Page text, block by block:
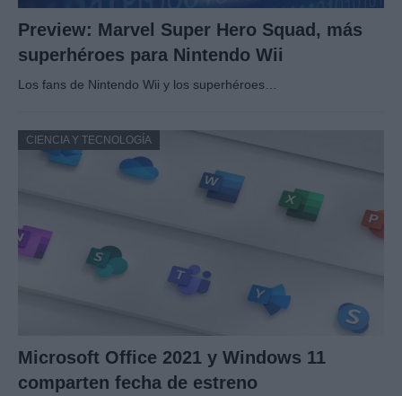
Preview: Marvel Super Hero Squad, más
superhéroes para Nintendo Wii
Los fans de Nintendo Wii y los superhéroes…
CIENCIA Y TECNOLOGÍA
Microsoft Office 2021 y Windows 11
comparten fecha de estreno